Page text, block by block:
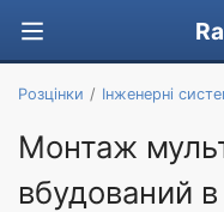
Розцінки Інженерні
Монтаж
вбудований в